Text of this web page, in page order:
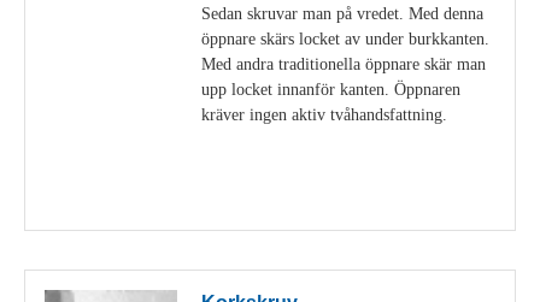
Sedan skruvar man på vredet. Med denna
öppnare skärs locket av under burkkanten.
Med andra traditionella öppnare skär man
upp locket innanför kanten. Öppnaren
kräver ingen aktiv tvåhandsfattning.